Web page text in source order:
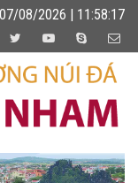
08/2026 | 11:58:18